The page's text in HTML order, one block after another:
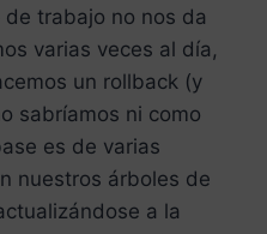
trabajo no nos da
varias veces al día,
un rollback (y
sabríamos ni como
es de varias
nuestros árboles de
a la